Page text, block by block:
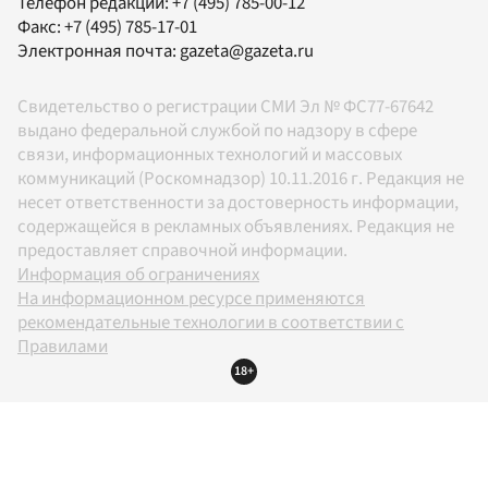
Факс:+7 (495) 785-17-01
Электронная почта:gazeta@gazeta.ru
Свидетельство о регистрации СМИ Эл № ФС77-67642
выдано федеральной службой по надзору в сфере
связи, информационных технологий и массовых
коммуникаций (Роскомнадзор) 10.11.2016 г. Редакция не
несет ответственности за достоверность информации,
содержащейся в рекламных объявлениях. Редакция не
предоставляет справочной информации.
Информация об ограничениях
На информационном ресурсе применяются
рекомендательные технологии в соответствии с
Правилами
18+